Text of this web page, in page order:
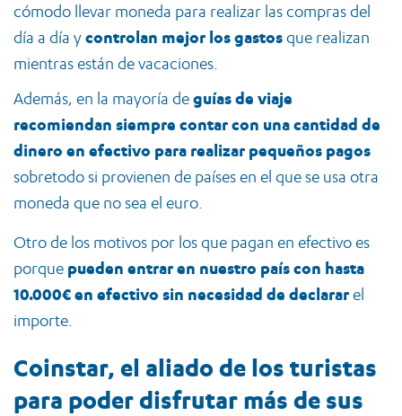
cómodo llevar moneda para realizar las compras del
día a día ycontrolan mejor los gastosque realizan
mientras están de vacaciones.
Además, en la mayoría deguías de viaje
recomiendan siempre contar con una cantidad de
dinero en efectivo para realizar pequeños pagos
sobretodo si provienen de países en el que se usa otra
moneda que no sea el euro.
Otro de los motivos por los que pagan en efectivo es
porque pueden entrar en nuestro país con hasta
10.000€ en efectivo sin necesidad de declararel
importe.
Coinstar, el aliado de los turistas
para poder disfrutar más de sus